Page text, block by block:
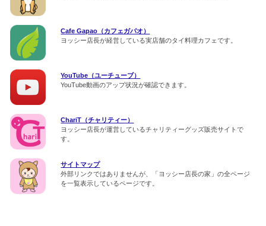
Cafe Gapao（カフェガパオ）
ヨッシー店長が経営している実店舗のタイ料理カフェです。
YouTube（ユーチューブ）
YouTube動画のアップ状況が確認できます。
ChariT（チャリティー）
ヨッシー店長が運営しているチャリティーグッズ販売サイトで
す。
サイトマップ
外部リンクではありませんが、「ヨッシー店長の家」の全ページ
を一覧表示しているページです。